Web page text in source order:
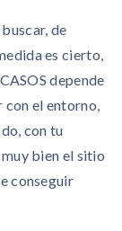
de
es cierto,
depende
con el entorno,
con tu
bien el sitio
conseguir